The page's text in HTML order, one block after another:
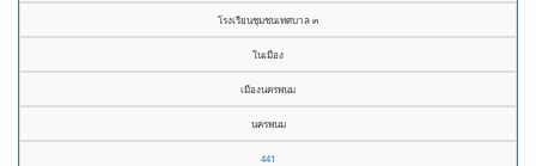
โรงเรียนชุมชนเทศบาล ๓
ในเมือง
เมืองนครพนม
นครพนม
441